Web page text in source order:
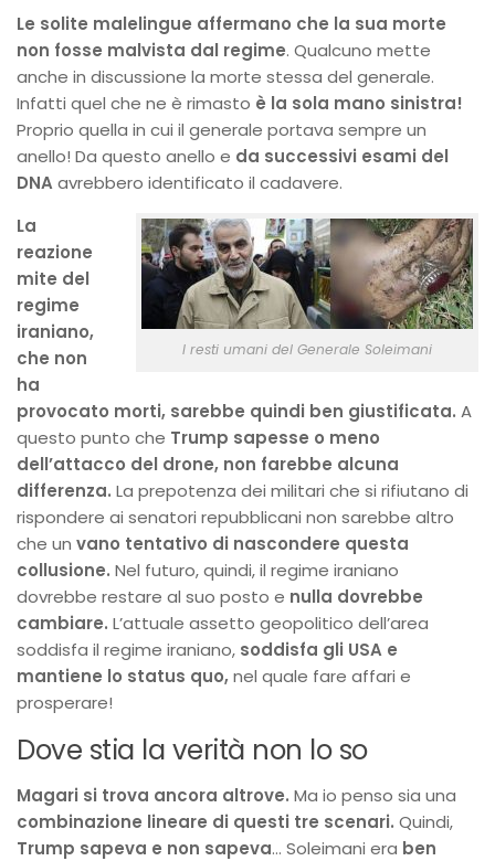
Le solite malelingue affermano che la sua morte
non fosse malvista dal regime. Qualcuno mette
anche in discussione la morte stessa del generale.
Infatti quel che ne è rimasto è la sola mano sinistra!
Proprio quella in cui il generale portava sempre un
anello! Da questo anello e da successivi esami del
DNAavrebbero identificato il cadavere.
I resti umani del Generale Soleimani
La
reazione
mite del
regime
iraniano,
che non
ha
provocato morti, sarebbe quindi ben giustificata. A
questo punto che Trump sapesse o meno
dell’attacco del drone, non farebbe alcuna
differenza. La prepotenza dei militari che si rifiutano di
rispondere ai senatori repubblicani non sarebbe altro
che un vano tentativo di nascondere questa
collusione. Nel futuro, quindi, il regime iraniano
dovrebbe restare al suo posto e nulla dovrebbe
cambiare. L’attuale assetto geopolitico dell’area
soddisfa il regime iraniano, soddisfa gli USA e
mantiene lo status quo,nel quale fare affari e
prosperare!
Dove stia la verità non lo so
Magari si trova ancora altrove. Ma io penso sia una
combinazione lineare di questi tre scenari. Quindi,
Trump sapeva e non sapeva… Soleimani era ben